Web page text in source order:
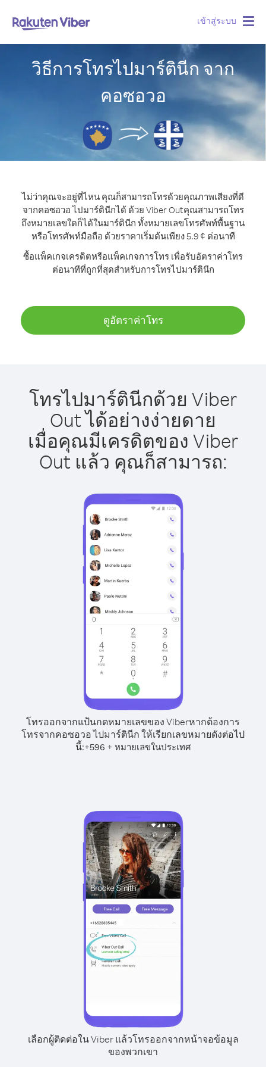
เข้าสู่ระบบ
วิธีการโทรไปมาร์ตินีก จาก
คอซอวอ
ไม่ว่าคุณจะอยู่ที่ไหน คุณก็สามารถโทรด้วยคุณภาพเสียงที่ดี
จากคอซอวอ ไปมาร์ตินีกได้ ด้วย Viber Outคุณสามารถโทร
ถึงหมายเลขใดก็ได้ในมาร์ตินีก ทั้งหมายเลขโทรศัพท์พื้นฐาน
หรือโทรศัพท์มือถือ ด้วยราคาเริ่มต้นเพียง 5.9 ¢ ต่อนาที
ซื้อแพ็คเกจเครดิตหรือแพ็คเกจการโทร เพื่อรับอัตราค่าโทร
ต่อนาทีที่ถูกที่สุดสำหรับการโทรไปมาร์ตินีก
ดูอัตราค่าโทร
โทรไปมาร์ตินีกด้วย Viber
Out ได้อย่างง่ายดาย
เมื่อคุณมีเครดิตของ Viber
Out แล้ว คุณก็สามารถ:
โทรออกจากแป้นกดหมายเลขของ Viberหากต้องการ
โทรจากคอซอวอ ไปมาร์ตินีก ให้เรียกเลขหมายดังต่อไป
นี้:+596 + หมายเลขในประเทศ
เลือกผู้ติดต่อใน Viber แล้วโทรออกจากหน้าจอข้อมูล
ของพวกเขา